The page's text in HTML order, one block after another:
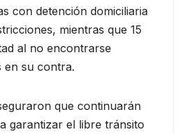
con detención domiciliaria
mientras que 15
al no encontrarse
en su contra.
que continuarán
garantizar el libre tránsito